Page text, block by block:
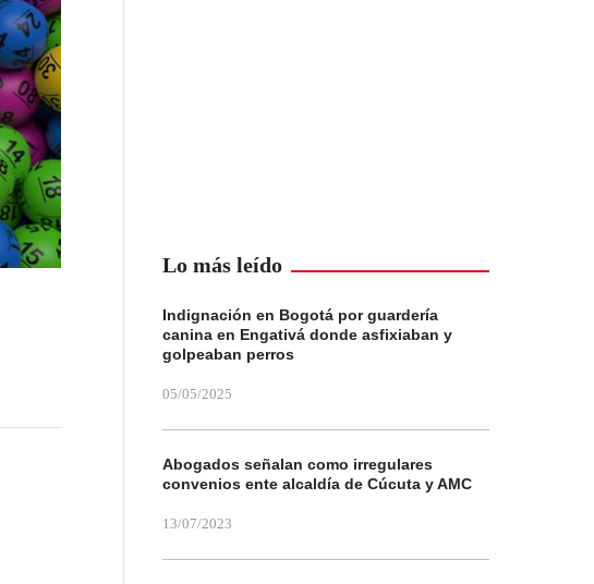
Lo más leído
Indignación en Bogotá por guardería
canina en Engativá donde asfixiaban y
golpeaban perros
05/05/2025
Abogados señalan como irregulares
convenios ente alcaldía de Cúcuta y AMC
13/07/2023